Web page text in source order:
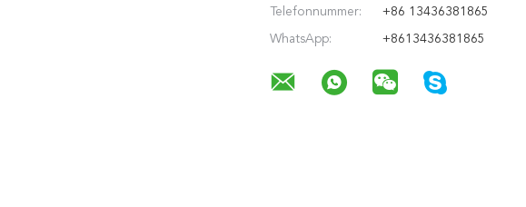
Telefonnummer: +86 13436381865
WhatsApp: +8613436381865